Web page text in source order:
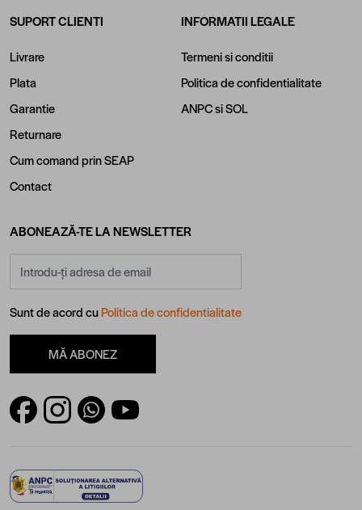
SUPORT CLIENTI
Livrare
Plata
Garantie
Returnare
Cum comand prin SEAP
Contact
INFORMATII LEGALE
Termeni si conditii
Politica de confidentialitate
ANPCsiSOL
ABONEAZĂ-TE LA NEWSLETTER
Sunt de acord cuPolitica de confidentialitate
MĂ ABONEZ